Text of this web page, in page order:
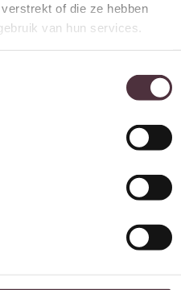
of die ze hebben
van hun services.